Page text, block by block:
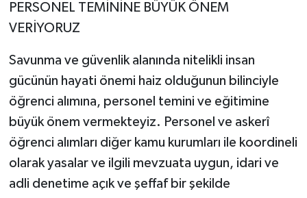
PERSONEL TEMİNİNE BÜYÜK ÖNEM
VERİYORUZ
Savunma ve güvenlik alanında nitelikli insan
gücünün hayati önemi haiz olduğunun bilinciyle
öğrenci alımına, personel temini ve eğitimine
büyük önem vermekteyiz. Personel ve askerî
öğrenci alımları diğer kamu kurumları ile koordineli
olarak yasalar ve ilgili mevzuata uygun, idari ve
adli denetime açık ve şeffaf bir şekilde